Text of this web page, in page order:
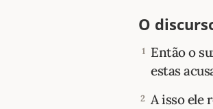
O
1 Então o
estas
2 A isso ele